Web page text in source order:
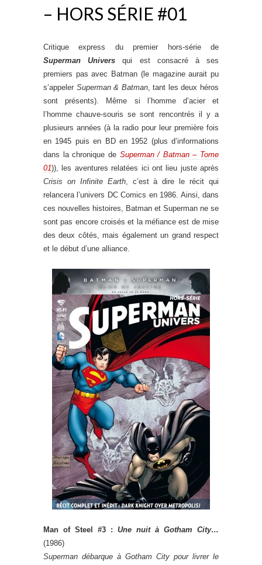
– HORS SÉRIE #01
Critique express du premier hors-série de
Superman Univers qui est consacré à ses
premiers pas avec Batman (le magazine aurait pu
s’appeler Superman & Batman, tant les deux héros
sont présents). Même si l’homme d’acier et
l’homme chauve-souris se sont rencontrés il y a
plusieurs années (à la radio pour leur première fois
en 1945 puis en BD en 1952 (plus d’informations
dans la chronique de Superman / Batman – Tome
01)), les aventures relatées ici ont lieu juste après
Crisis on Infinite Earth, c’est à dire le récit qui
relancera l’univers DC Comics en 1986. Ainsi, dans
ces nouvelles histoires, Batman et Superman ne se
sont pas encore croisés et la méfiance est de mise
des deux côtés, mais également un grand respect
et le début d’une alliance.
Man of Steel #3 : Une nuit à Gotham City…
(1986)
Superman débarque à Gotham City pour livrer le